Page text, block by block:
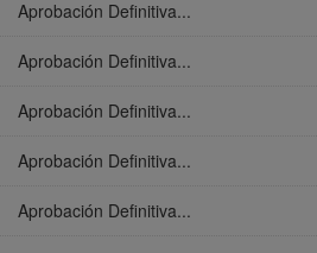
Aprobación Definitiva...
Aprobación Definitiva...
Aprobación Definitiva...
Aprobación Definitiva...
Aprobación Definitiva...